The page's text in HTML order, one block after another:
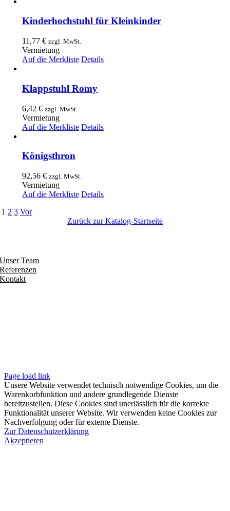
Kinderhochstuhl für Kleinkinder
11,77 € zzgl. MwSt.
Vermietung
Auf die Merkliste Details
Klappstuhl Romy
6,42 € zzgl. MwSt.
Vermietung
Auf die Merkliste Details
Königsthron
92,56 € zzgl. MwSt.
Vermietung
Auf die Merkliste Details
1 2 3 Vor
Zurück zur Katalog-Startseite
Unser Team
Referenzen
Kontakt
Page load link
Unsere Website verwendet technisch notwendige Cookies, um die
Warenkorbfunktion und andere grundlegende Dienste
bereitzustellen. Diese Cookies sind unerlässlich für die korrekte
Funktionalität unserer Website. Wir verwenden keine Cookies zur
Nachverfolgung oder für externe Dienste.
Zur Datenschutzerklärung
Akzeptieren